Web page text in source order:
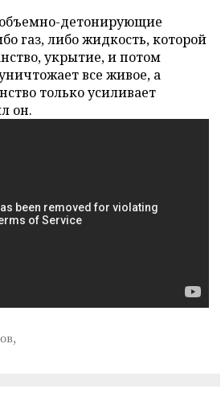
детонирующие
газ, либо жидкость, которой
укрытие, и потом
все живое, а
только усиливает
он.